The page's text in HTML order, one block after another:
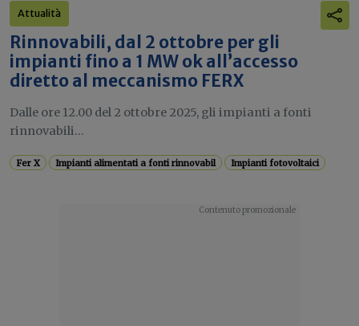
Attualità
Rinnovabili, dal 2 ottobre per gli
impianti fino a 1 MW ok all’accesso
diretto al meccanismo FERX
Dalle ore 12.00 del 2 ottobre 2025, gli impianti a fonti
rinnovabili...
Fer X Impianti alimentati a fonti rinnovabil Impianti fotovoltaici